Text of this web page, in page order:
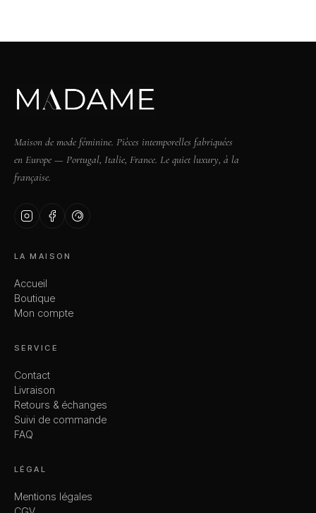
Maison de mode féminine. Pièces intemporelles fabriquées
en Europe — Portugal, Italie, France. Le quiet luxury, à la
française.
LA MAISON
Accueil
Boutique
Mon compte
SERVICE
Contact
Livraison
Retours & échanges
Suivi de commande
FAQ
LÉGAL
Mentions légales